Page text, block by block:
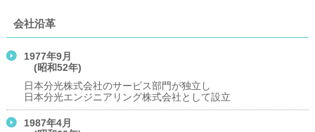
会社沿革
1977年9月
(昭和52年)
日本分光株式会社のサービス部門が独立し
日本分光エンジニアリング株式会社として設立
1987年4月